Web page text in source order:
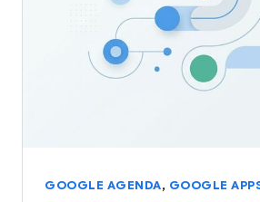
GOOGLE AGENDA, GOOGLE